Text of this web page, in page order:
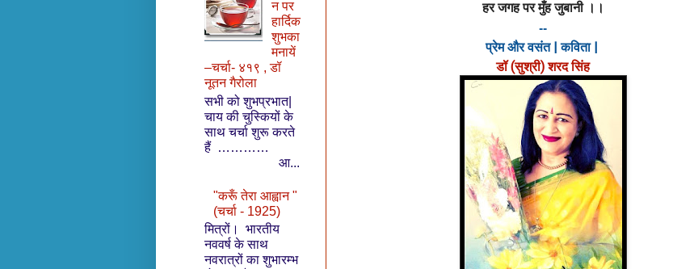
हर जगह पर मुँह जुबानी ।।
--
प्रेम और वसंत | कविता |
डॉ (सुश्री) शरद सिंह
न पर
हार्दिक
शुभका
मनायें
–चर्चा- ४१९ , डॉ
नूतन गैरोला
सभी को शुभप्रभात|
चाय की चुस्कियों के
साथ चर्चा शुरू करते
हैं …………
आ...
"करूँ तेरा आह्वान "
(चर्चा - 1925)
मित्रों। भारतीय
नववर्ष के साथ
नवरात्रों का शुभारम्भ